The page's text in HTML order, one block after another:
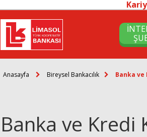
Anasayfa Bireysel Bankacılık Banka ve
Banka ve Kredi